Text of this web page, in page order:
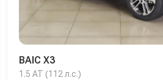
BAIC X3
1.5 AT (112 л.с.)